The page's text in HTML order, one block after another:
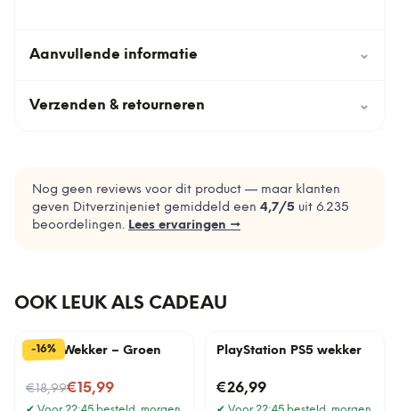
Aanvullende informatie ⌄
Verzenden & retourneren ⌄
Nog geen reviews voor dit product — maar klanten
geven Ditverzinjeniet gemiddeld een 4,7/5 uit 6.235
beoordelingen. Lees ervaringen →
OOK LEUK ALS CADEAU
-16%
Retro Wekker – Groen
€18,99
Nu voor€15,99
PlayStation PS5 wekker
€26,99